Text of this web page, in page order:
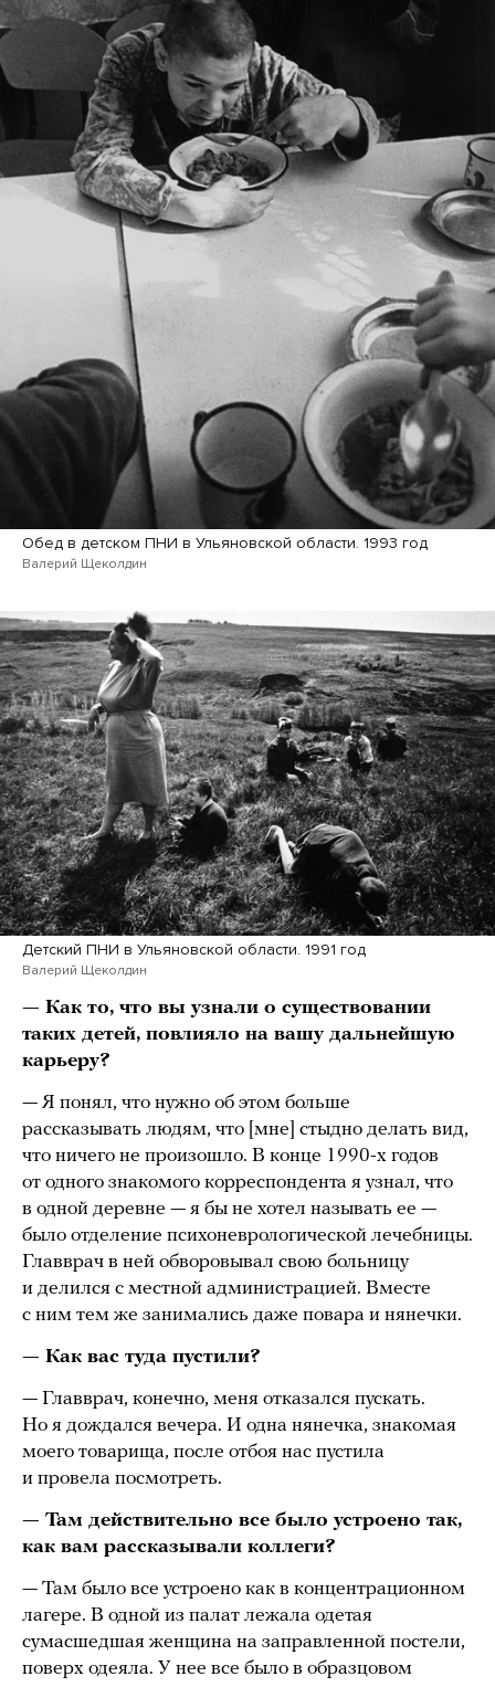
Обед в детском ПНИ в Ульяновской области. 1993 год
Валерий Щеколдин
Детский ПНИ в Ульяновской области. 1991 год
Валерий Щеколдин
— Как то, что вы узнали о существовании
таких детей, повлияло на вашу дальнейшую
карьеру?
— Я понял, что нужно об этом больше
рассказывать людям, что [мне] стыдно делать вид,
что ничего не произошло. В конце 1990-х годов
от одного знакомого корреспондента я узнал, что
в одной деревне — я бы не хотел называть ее —
было отделение психоневрологической лечебницы.
Главврач в ней обворовывал свою больницу
и делился с местной администрацией. Вместе
с ним тем же занимались даже повара и нянечки.
— Как вас туда пустили?
— Главврач, конечно, меня отказался пускать.
Но я дождался вечера. И одна нянечка, знакомая
моего товарища, после отбоя нас пустила
и провела посмотреть.
— Там действительно все было устроено так,
как вам рассказывали коллеги?
— Там было все устроено как в концентрационном
лагере. В одной из палат лежала одетая
сумасшедшая женщина на заправленной постели,
поверх одеяла. У нее все было в образцовом